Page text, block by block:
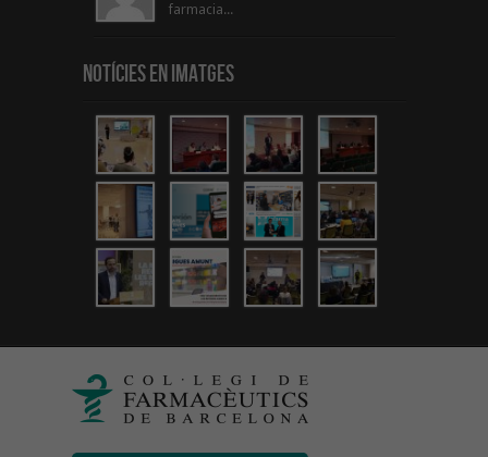
farmacia...
Notícies en Imatges